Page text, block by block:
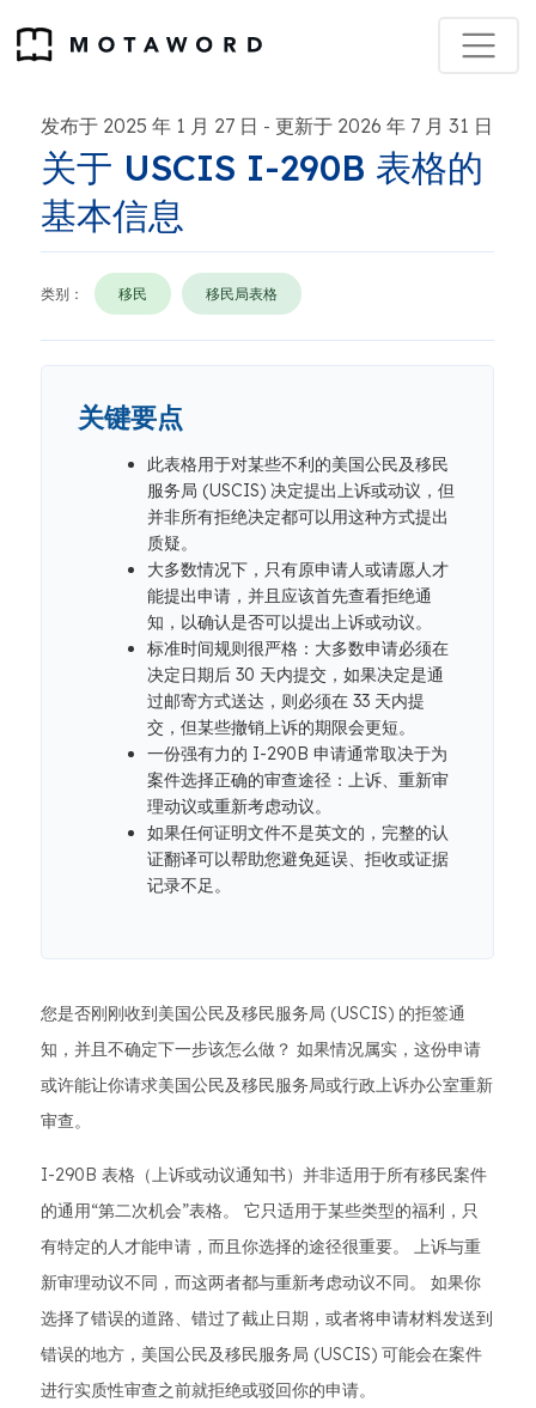
发布于 2025 年 1 月 27 日 - 更新于 2026 年 7 月 31 日
关于 USCIS I-290B 表格的
基本信息
类别： 移民 移民局表格
关键要点
此表格用于对某些不利的美国公民及移民
服务局 (USCIS) 决定提出上诉或动议，但
并非所有拒绝决定都可以用这种方式提出
质疑。
大多数情况下，只有原申请人或请愿人才
能提出申请，并且应该首先查看拒绝通
知，以确认是否可以提出上诉或动议。
标准时间规则很严格：大多数申请必须在
决定日期后 30 天内提交，如果决定是通
过邮寄方式送达，则必须在 33 天内提
交，但某些撤销上诉的期限会更短。
一份强有力的 I-290B 申请通常取决于为
案件选择正确的审查途径：上诉、重新审
理动议或重新考虑动议。
如果任何证明文件不是英文的，完整的认
证翻译可以帮助您避免延误、拒收或证据
记录不足。
您是否刚刚收到美国公民及移民服务局 (USCIS) 的拒签通
知，并且不确定下一步该怎么做？ 如果情况属实，这份申请
或许能让你请求美国公民及移民服务局或行政上诉办公室重新
审查。
I-290B 表格（上诉或动议通知书）并非适用于所有移民案件
的通用“第二次机会”表格。 它只适用于某些类型的福利，只
有特定的人才能申请，而且你选择的途径很重要。 上诉与重
新审理动议不同，而这两者都与重新考虑动议不同。 如果你
选择了错误的道路、错过了截止日期，或者将申请材料发送到
错误的地方，美国公民及移民服务局 (USCIS) 可能会在案件
进行实质性审查之前就拒绝或驳回你的申请。